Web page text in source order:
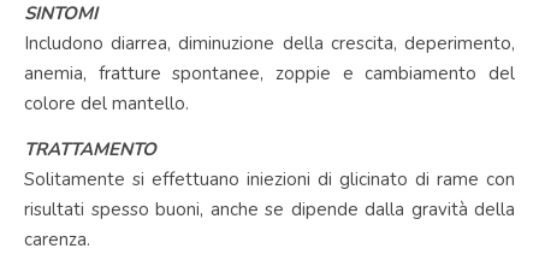
SINTOMI
Includono diarrea, diminuzione della crescita, deperimento,
anemia, fratture spontanee, zoppie e cambiamento del
colore del mantello.
TRATTAMENTO
Solitamente si effettuano iniezioni di glicinato di rame con
risultati spesso buoni, anche se dipende dalla gravità della
carenza.